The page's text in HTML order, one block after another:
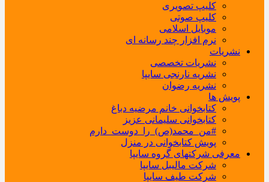
کلیپ تصویری
کلیپ صوتی
موبایل اسلامی
نرم افزار چند رسانه ای
نشریات
نشریات تخصصی
نشریه نارنجی سایپا
نشریه رضوان
پویش ها
کتابخوانی خانم مرضیه دباغ
کتابخوانی سلیمانی عزیز
#من_محمد(ص)_را_دوست_دارم
پویش کتابخوانی در منزل
معرفی شرکتهای گروه سایپا
شرکت مالیبل سایپا
شرکت طیف سایپا